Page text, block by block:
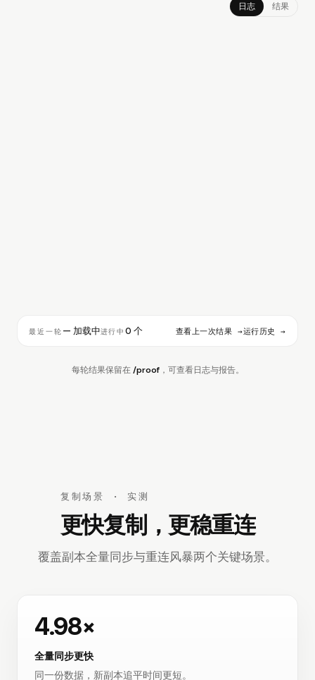
日志 结果
最近一轮 — 加载中进行中0 个 查看上一次结果 →运行历史 →
每轮结果保留在 /proof，可查看日志与报告。
复制场景 · 实测
更快复制，更稳重连
覆盖副本全量同步与重连风暴两个关键场景。
4.98×
全量同步更快
同一份数据，新副本追平时间更短。